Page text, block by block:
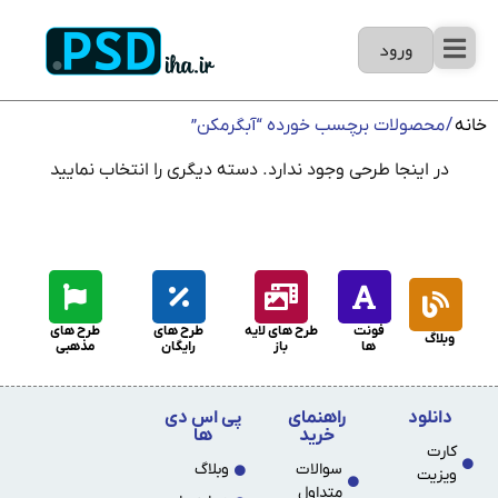
ورود
خانه/ محصولات برچسب خورده “آبگرمکن”
در اینجا طرحی وجود ندارد. دسته دیگری را انتخاب نمایید
وبلاگ
فونت
ها
طرح های لایه
باز
طرح های
رایگان
طرح های
مذهبی
دانلود
کارت
ویزیت
راهنمای
خرید
سوالات
متداول
پی اس دی
ها
وبلاگ